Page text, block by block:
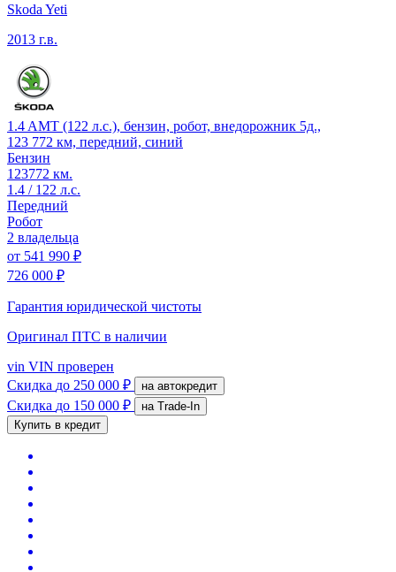
Skoda Yeti
2013 г.в.
1.4 AMT (122 л.с.), бензин, робот, внедорожник 5д.,
123 772 км, передний, синий
Бензин
123772 км.
1.4 / 122 л.с.
Передний
Робот
2 владельца
от 541 990 ₽
726 000 ₽
Гарантия юридической чистоты
Оригинал ПТС в наличии
vin VIN проверен
Скидка до 250 000 ₽ на автокредит
Скидка до 150 000 ₽
на Trade-In
Купить в кредит